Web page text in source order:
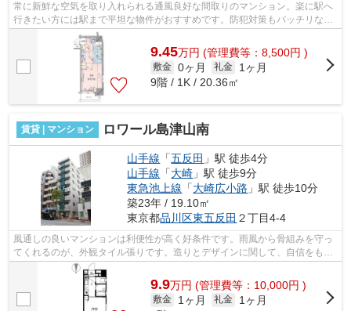
常に新鮮な空気を取り入れられる通風良好な間取りのマンション。楽に駅へ
行きたい方には駅まで平坦な物件がおすすめです。防犯対策もバッチリなマ
ンションタイプの物件です。2駅利用で...
9.45万円 (管理費等：8,500円 )
敷金 0ヶ月 礼金
1ヶ月
9階 / 1K / 20.36㎡
賃貸 | マンション ロワール島津山南
山手線 「五反田 」駅 徒歩4分
山手線 「大崎 」駅 徒歩9分
東急池上線 「大崎広小路 」駅 徒歩10分
築23年 / 19.10㎡
東京都品川区東五反田 ２丁目4-4
風通しの良いマンションは利便性が高く好条件です。雨風から骨組みを守っ
てくれるのが、外観タイル張りです。造りとデザインに関して、自信をもっ
て情報を提供できるマンションです。...
9.9万円 (管理費等：10,000円 )
敷金 1ヶ月 礼金
1ヶ月